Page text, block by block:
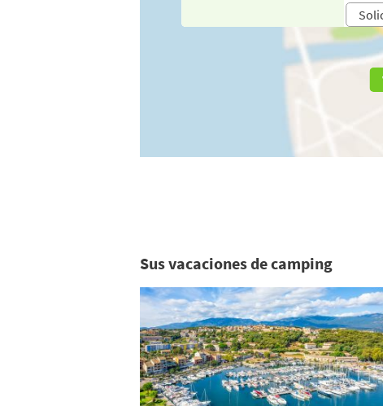
Sus vacaciones de camping